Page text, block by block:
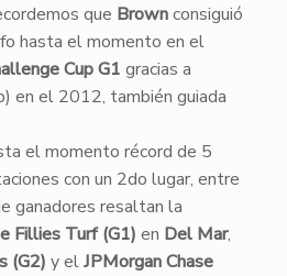
que Brownconsiguió
hasta el momento en el
Cup G1 gracias a
en el 2012, también guiada
el momento récord de 5
con un 2do lugar, entre
ganadores resaltan la
Fillies Turf (G1) en Del Mar,
(G2) y elJPMorgan Chase